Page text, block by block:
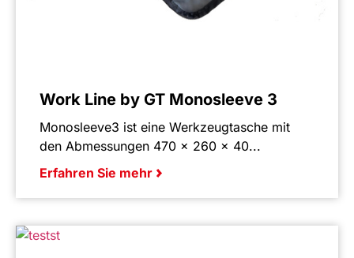
Work Line by GT Monosleeve 3
Monosleeve3 ist eine Werkzeugtasche mit
den Abmessungen 470 × 260 × 40...
Erfahren Sie mehr